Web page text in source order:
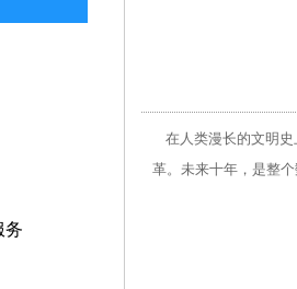
务
在人类漫长的文明史
革。未来十年，是整个